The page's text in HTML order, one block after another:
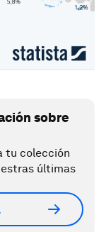
sobre
tu colección
últimas